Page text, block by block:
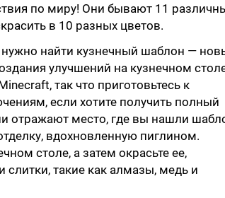
по миру! Они бывают 11
в 10 разных цветов.
найти кузнечный шаблон —
улучшений на кузнечном
так что приготовьтесь к
если хотите получить полный
отражают место, где вы нашли
вдохновленную пиглином.
столе, а затем окрасьте ее,
слитки, такие как алмазы, медь и